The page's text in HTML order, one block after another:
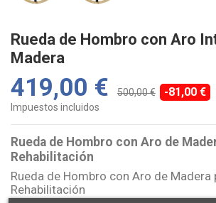
Rueda de Hombro con Aro
Madera
419,00 € 500,00 € -81,00 €
Impuestos incluidos
Rueda de Hombro con Aro de
Rehabilitación
Rueda de Hombro con Aro de Madera
Rehabilitación